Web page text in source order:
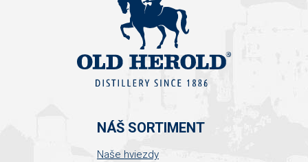
NÁŠ SORTIMENT
Naše hviezdy